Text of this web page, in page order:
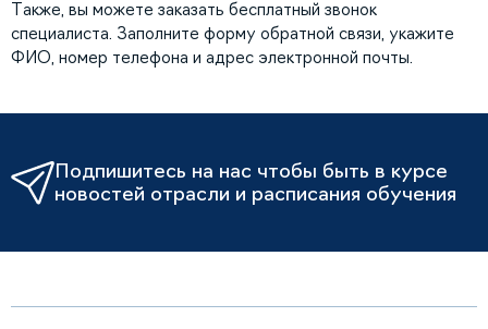
Также, вы можете заказать бесплатный звонок
специалиста. Заполните форму обратной связи, укажите
ФИО, номер телефона и адрес электронной почты.
Подпишитесь на нас чтобы быть в курсе
новостей отрасли и расписания обучения